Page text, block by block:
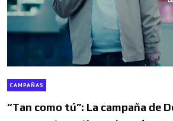
CAMPAÑAS
“Tan como tú”: La campaña de